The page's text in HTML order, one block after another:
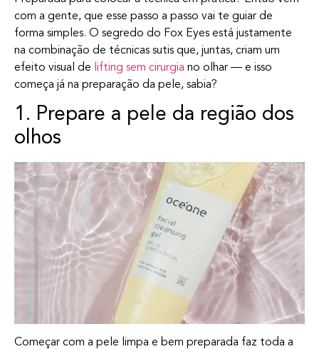
com a gente, que esse passo a passo vai te guiar de
forma simples. O segredo do Fox Eyes está justamente
na combinação de técnicas sutis que, juntas, criam um
efeito visual de lifting sem cirurgia no olhar — e isso
começa já na preparação da pele, sabia?
1. Prepare a pele da região dos
olhos
Começar com a pele limpa e bem preparada faz toda a